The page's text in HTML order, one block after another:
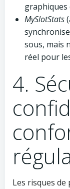
graphiques
MySlotStats
sous, mais
réel pour
4.
Les risques